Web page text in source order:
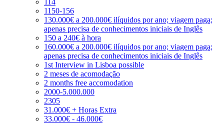
1150-156
130.000€ a 200.000€ ilíquidos por ano; viagem paga;
apenas precisa de conhecimentos iniciais de Inglês
150 a 240€ à hora
160.000€ a 200.000€ ilíquidos por ano; viagem paga;
apenas precisa de conhecimentos iniciais de Inglês
1st Interview in Lisboa possible
2 meses de acomodação
2 months free accomodation
2000-5.000.000
2305
31.000€ + Horas Extra
33.000€ - 46.000€